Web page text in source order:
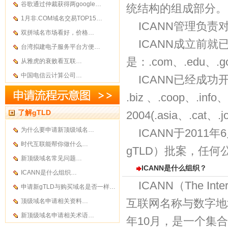
谷歌通过仲裁获得两google…
1月非.COM域名交易TOP15…
双拼域名市场看好，价格…
台湾拟建电子服务平台方便…
从雅虎的衰败看互联…
中国电信云计算公司…
了解gTLD
为什么要申请新顶级域名…
时代互联能帮你做什么…
新顶级域名常见问题…
ICANN是什么组织…
申请新gTLD与购买域名是否一样…
顶级域名申请相关资料…
新顶级域名申请相关术语…
统结构的组成部分。
ICANN管理负责
ICANN成立前就
是：.com、.edu、
ICANN已经成功
.biz 、.coop、.info
2004(.asia、.cat、
ICANN于2011年
gTLD）批案，任何
ICANN是什么组织？
ICANN（The
互联网名称与数字
年10月，是一个集